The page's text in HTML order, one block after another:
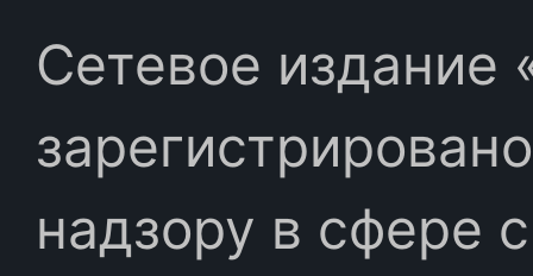
Сетевое издание
надзору в сфере